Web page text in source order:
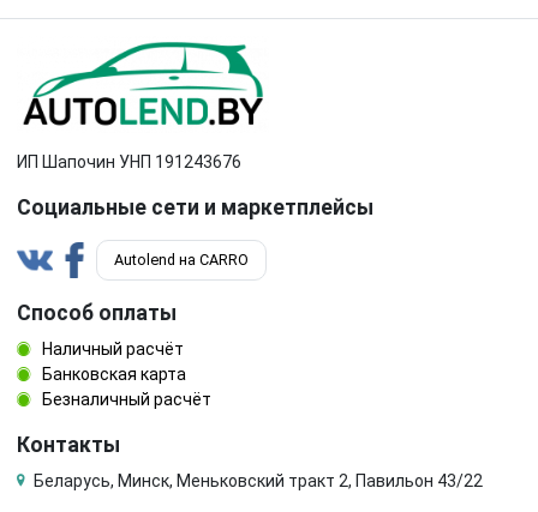
ИП Шапочин УНП 191243676
Социальные сети и маркетплейсы
Autolend на CARRO
Способ оплаты
Наличный расчёт
Банковская карта
Безналичный расчёт
Контакты
Беларусь, Минск, Меньковский тракт 2, Павильон 43/22